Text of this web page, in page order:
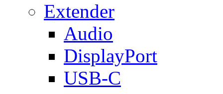
Extender
Audio
DisplayPort
USB-C